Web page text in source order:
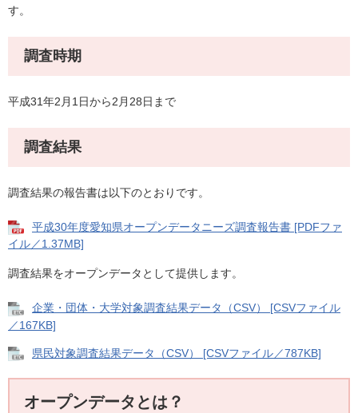
す。
調査時期
平成31年2月1日から2月28日まで
調査結果
調査結果の報告書は以下のとおりです。
平成30年度愛知県オープンデータニーズ調査報告書 [PDFファ
イル／1.37MB]
調査結果をオープンデータとして提供します。
企業・団体・大学対象調査結果データ（CSV） [CSVファイル
／167KB]
県民対象調査結果データ（CSV） [CSVファイル／787KB]
オープンデータとは？